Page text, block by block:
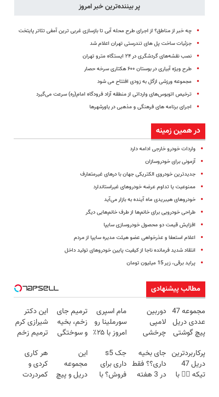
پر بیننده‌ترین خبر امروز
چه خبر از مناطق؟ از اجرای طرح محله آبی تا بازسازی غربی ترین آمفی تئاتر پایتخت
جزئیات ساخت پل های تندرستی تهران اعلام شد
نصب نقشه‌های گردشگری در ۲۴ ایستگاه مترو تهران
طرح ویژه آبیاری در بوستان ۶۰۰ هکتاری سرخه حصار
مجموعه ورزشی ازگل به زودی افتتاح می شود
ترخیص اتوبوس‌های وارداتی از منطقه آزاد فرودگاه امام(ره) سرعت می‌گیرد
اجرای برنامه های فرهنگی و مذهبی در یاورشهرها
در همین زمینه
واردات خودرو خارجی ادامه دارد
آزمونی برای خودرو‌سازان
جدیدترین خودروی الکتریکی جهان با درهای غیرمتعارف
ممنوعیت یا تداوم عرضه خودروهای غیراستاندارد
خودروهای هیبریدی ماه آینده به بازار می‌آید
طراحی خودرویی برای خانم‌ها از طرف خانم‌هایی دیگر
افزایش قیمت دو محصول خودروسازی سایپا
اعلام استعفا و عذرخواهی عضو هیئت مدیره سایپا از مردم
انتقاد شدید فرمانده ناجا از کیفیت پایین خودروهای تولید داخل
پراید برقی، زیر 15 میلیون تومان
مطالب پیشنهادی
مجموعه 47
عددی دریل
پیچ گوشتی
(تخفیف به
مدت
محدود)
دوربین
لامپی
چرخشی
فقط امروز
حراج شد🔥
پرداخت
مام اسپری
سورملینا رو
امروز با ۲۵٪
🔥
ترمیم جای
زخم، بخیه
و سوختگی
هفته!!😍
این دکتر
شیرازی کرم
ترمیم زخم
ساخت!!!
پرکاربردترین
دریل 47
تیکه 👈🏻 با
جای بخیه
داری؟؟ فقط
در 3 هفته
جک s5
داری برای
فروش؟ با
این
مجموعه
دریل و پیچ
هر کاری
کردی و
کمردردت